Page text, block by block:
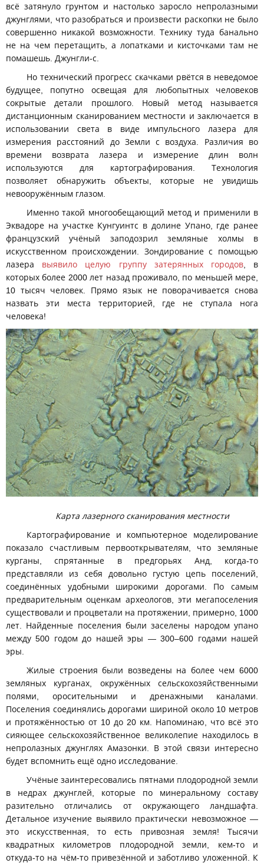
всё затянуло грунтом и настолько заросло непролазными
джунглями, что разобраться и произвести раскопки не было
совершенно никакой возможности. Технику туда банально
не на чем перетащить, а лопатками и кисточками там не
помашешь. Джунгли-с.
Но технический прогресс скачками рвётся в неведомое
будущее, попутно освещая для любопытных человеков
сокрытые детали прошлого. Новый метод называется
дистанционным сканированием местности и заключается в
использовании света в виде импульсного лазера для
измерения расстояний до Земли с воздуха. Различия во
времени возврата лазера и измерение длин волн
используются для картографирования. Технология
позволяет обнаружить объекты, которые не увидишь
невооружённым глазом.
Именно такой многообещающий метод и применили в
Эквадоре на участке Кунгуинтс в долине Упано, где ранее
французский учёный заподозрил земляные холмы в
искусственном происхождении. Зондирование с помощью
лазера выявило целую группу затерянных городов, в
которых более 2000 лет назад проживало, по меньшей мере,
10 тысяч человек. Прямо язык не поворачивается снова
назвать эти места территорией, где не ступала нога
человека!
Карта лазерного сканирования местности
Картографирование и компьютерное моделирование
показало счастливым первооткрывателям, что земляные
курганы, спрятанные в предгорьях Анд, когда-то
представляли из себя довольно густую цепь поселений,
соединённых удобными широкими дорогами. По самым
предварительным оценкам археологов, эти мегапоселения
существовали и процветали на протяжении, примерно, 1000
лет. Найденные поселения были заселены народом упано
между 500 годом до нашей эры — 300–600 годами нашей
эры.
Жилые строения были возведены на более чем 6000
земляных курганах, окружённых сельскохозяйственными
полями, оросительными и дренажными каналами.
Поселения соединялись дорогами шириной около 10 метров
и протяжённостью от 10 до 20 км. Напоминаю, что всё это
сияющее сельскохозяйственное великолепие находилось в
непролазных джунглях Амазонки. В этой связи интересно
будет вспомнить ещё одно исследование.
Учёные заинтересовались пятнами плодородной земли
в недрах джунглей, которые по минеральному составу
разительно отличались от окружающего ландшафта.
Детальное изучение выявило практически невозможное —
это искусственная, то есть привозная земля! Тысячи
квадратных километров плодородной земли, кем-то и
откуда-то на чём-то привезённой и заботливо уложенной. К